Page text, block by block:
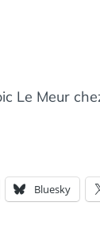
Le Meur
Bluesky